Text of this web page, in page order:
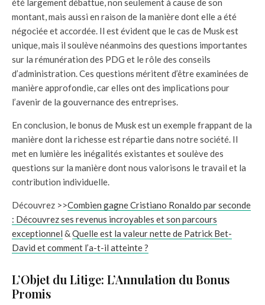
été largement débattue, non seulement à cause de son
montant, mais aussi en raison de la manière dont elle a été
négociée et accordée. Il est évident que le cas de Musk est
unique, mais il soulève néanmoins des questions importantes
sur la rémunération des PDG et le rôle des conseils
d’administration. Ces questions méritent d’être examinées de
manière approfondie, car elles ont des implications pour
l’avenir de la gouvernance des entreprises.
En conclusion, le bonus de Musk est un exemple frappant de la
manière dont la richesse est répartie dans notre société. Il
met en lumière les inégalités existantes et soulève des
questions sur la manière dont nous valorisons le travail et la
contribution individuelle.
Découvrez >>Combien gagne Cristiano Ronaldo par seconde
: Découvrez ses revenus incroyables et son parcours
exceptionnel &Quelle est la valeur nette de Patrick Bet-
David et comment l’a-t-il atteinte ?
L’Objet du Litige: L’Annulation du Bonus
Promis